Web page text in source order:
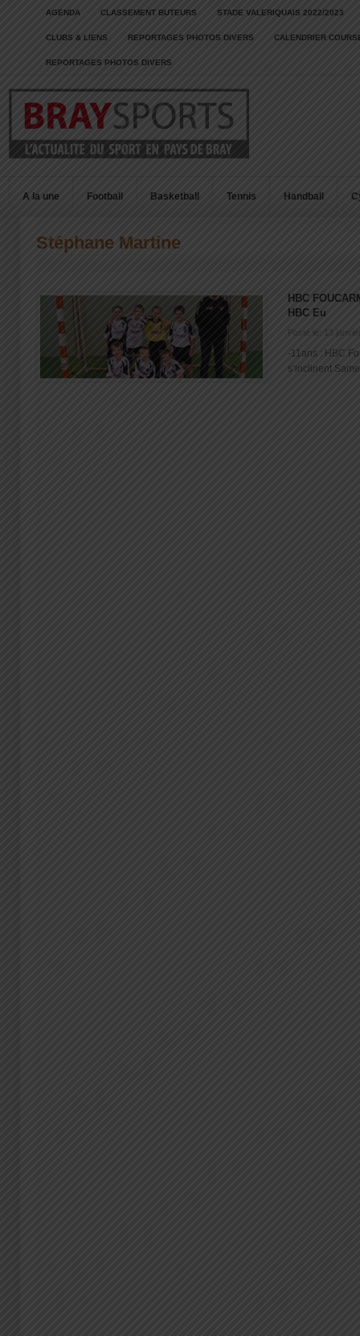
AGENDA CLASSEMENT BUTEURS STADE VALERIQUAIS 2022/2023
CLUBS & LIENS REPORTAGES PHOTOS DIVERS CALENDRIER
REPORTAGES PHOTOS DIVERS
A la une Football Basketball Tennis Handball
Stéphane Martine
HBC
HBC Eu
Posté le: 13
-11ans : HBC
s’inclinent